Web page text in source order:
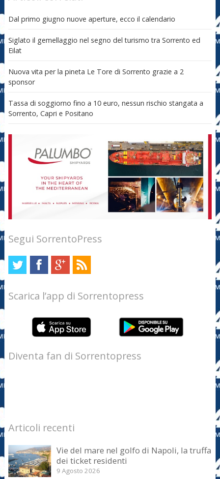
Dal primo giugno nuove aperture, ecco il calendario
Siglato il gemellaggio nel segno del turismo tra Sorrento ed
Eilat
Nuova vita per la pineta Le Tore di Sorrento grazie a 2
sponsor
Tassa di soggiorno fino a 10 euro, nessun rischio stangata a
Sorrento, Capri e Positano
Segui SorrentoPress
Scarica l’app di Sorrentopress
Diventa fan di Sorrentopress
Articoli recenti
Vie del mare nel golfo di Napoli, la truffa
dei ticket residenti
9 Agosto 2026